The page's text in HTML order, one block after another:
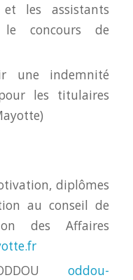
les assistants
le concours de
une indemnité
les titulaires
diplômes
au conseil de
des Affaires
oddou-